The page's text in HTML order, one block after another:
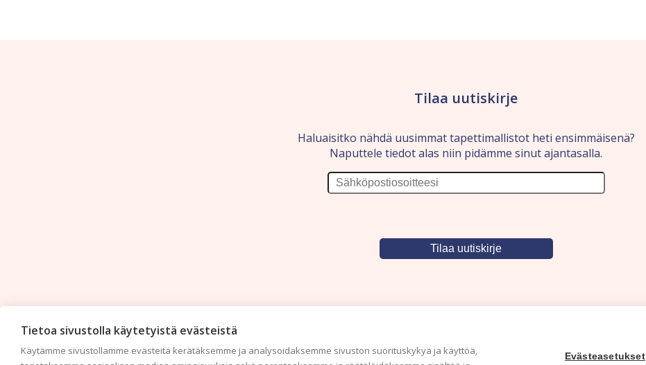
Tietoa sivustolla käytetyistä evästeistä
Käytämme sivustollamme evästeitä kerätäksemme ja analysoidaksemme sivuston suorituskykyä ja käyttöä,
Evästeasetukset
Tilaa uutiskirje
Haluaisitko nähdä uusimmat tapettimallistot heti ensimmäisenä?
Naputtele tiedot alas niin pidämme sinut ajantasalla.